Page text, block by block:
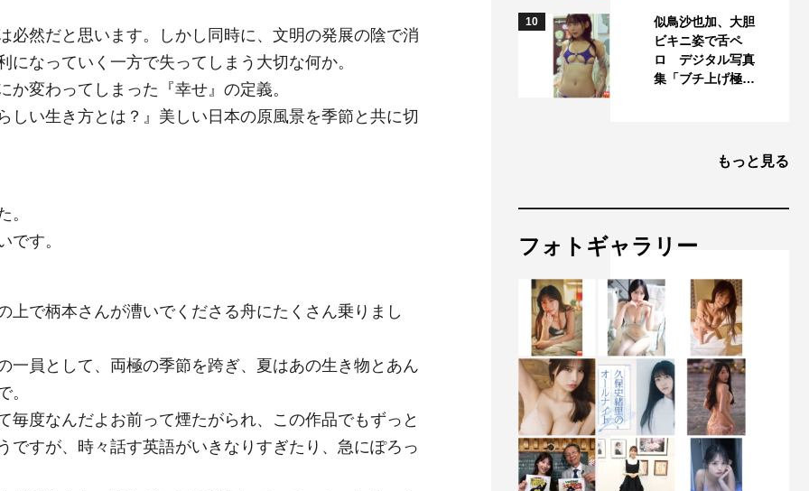
必然だと思います。しかし同時に、文明の発展の陰で消
なっていく一方で失ってしまう大切な何か。
変わってしまった『幸せ』の定義。
しい生き方とは？』美しい日本の原風景を季節と共に切
。
です。
上で柄本さんが漕いでくださる舟にたくさん乗りまし
一員として、両極の季節を跨ぎ、夏はあの生き物とあん
。
毎度なんだよお前って煙たがられ、この作品でもずっと
ですが、時々話す英語がいきなりすぎたり、急にぽろっ
10
似鳥沙也加、大胆
ビキニ姿で舌ペ
ロ デジタル写真
集「ブチ上げ極…
もっと見る
フォトギャラリー